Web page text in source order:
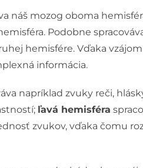
náš mozog oboma
Podobne
hemisfére. Vďaka
informácia.
napríklad zvuky reči,
ľavá hemisféra
zvukov, vďaka čomu